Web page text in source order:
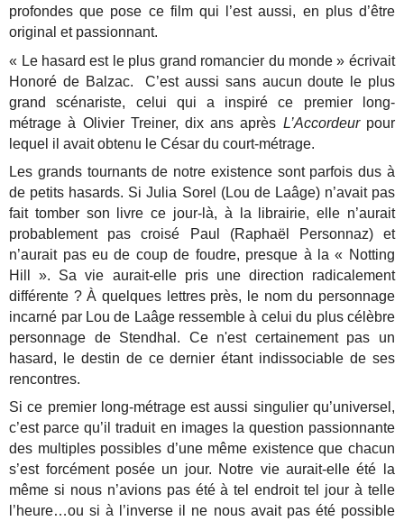
profondes que pose ce film qui l’est aussi, en plus d’être
original et passionnant.
« Le hasard est le plus grand romancier du monde » écrivait
Honoré de Balzac. C’est aussi sans aucun doute le plus
grand scénariste, celui qui a inspiré ce premier long-
métrage à Olivier Treiner, dix ans après L’Accordeurpour
lequel il avait obtenu le César du court-métrage.
Les grands tournants de notre existence sont parfois dus à
de petits hasards. Si Julia Sorel (Lou de Laâge) n’avait pas
fait tomber son livre ce jour-là, à la librairie, elle n’aurait
probablement pas croisé Paul (Raphaël Personnaz) et
n’aurait pas eu de coup de foudre, presque à la « Notting
Hill ». Sa vie aurait-elle pris une direction radicalement
différente ?À quelques lettres près, le nom du personnage
incarné par Lou de Laâge ressemble à celui du plus célèbre
personnage de Stendhal. Ce n'est certainement pas un
hasard, le destin de ce dernier étant indissociable de ses
rencontres.
Si ce premier long-métrage est aussi singulier qu’universel,
c’est parce qu’il traduit en images la question passionnante
des multiples possibles d’une même existence que chacun
s’est forcément posée un jour. Notre vie aurait-elle été la
même si nous n’avions pas été à tel endroit tel jour à telle
l’heure…ou si à l’inverse il ne nous avait pas été possible